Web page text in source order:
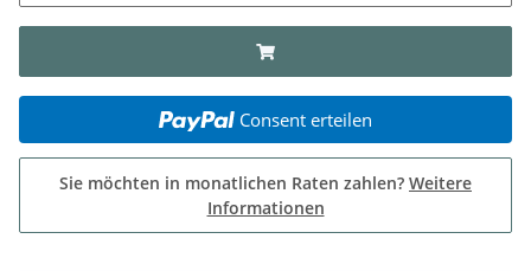
Consent erteilen
Sie möchten in monatlichen Raten zahlen? Weitere
Informationen